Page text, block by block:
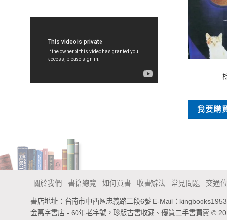
我要購
關於我們 書籍總覽 如何買書 收書辦法 常見問題 交通
書店地址：台南市中西區忠義路二段6號 E-Mail：
金萬字書店 - 60年老字號，珍版古書收藏、優質二手書買賣 ©